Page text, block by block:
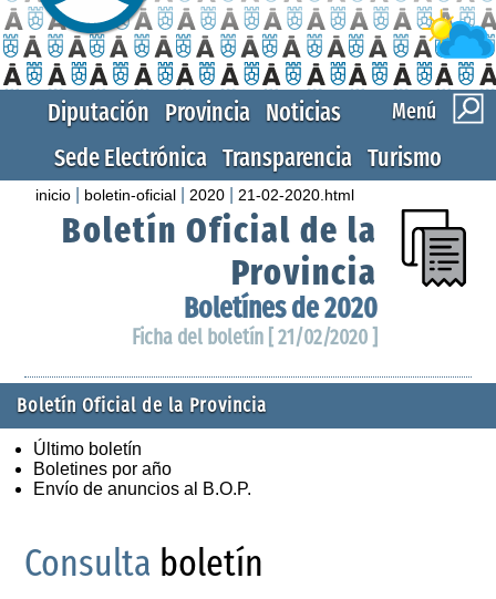
Menú
Diputación Provincia Noticias
Sede Electrónica Transparencia Turismo
inicio boletin-oficial 2020 21-02-2020.html
Boletín Oficial de la
Provincia
Boletínes de 2020
Ficha del boletín [ 21/02/2020 ]
Boletín Oficial de la Provincia
Último boletín
Boletines por año
Envío de anuncios al B.O.P.
Consulta boletín